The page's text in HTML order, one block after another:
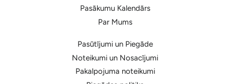
Pasākumu Kalendārs
Par Mums
Pasūtījumi un Piegāde
Noteikumi un Nosacījumi
Pakalpojuma noteikumi